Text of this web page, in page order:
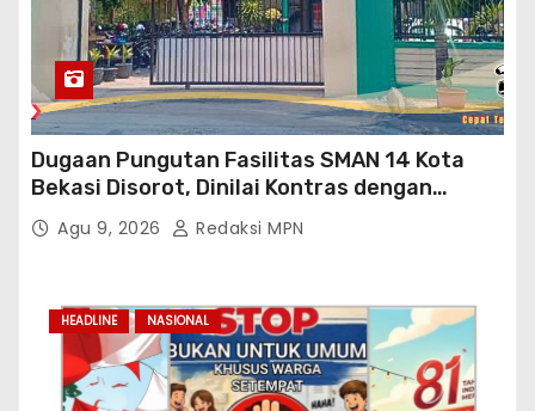
Dugaan Pungutan Fasilitas SMAN 14 Kota
Bekasi Disorot, Dinilai Kontras dengan
Prioritas Pendidikan Jabar
Agu 9, 2026 Redaksi MPN
HEADLINE NASIONAL